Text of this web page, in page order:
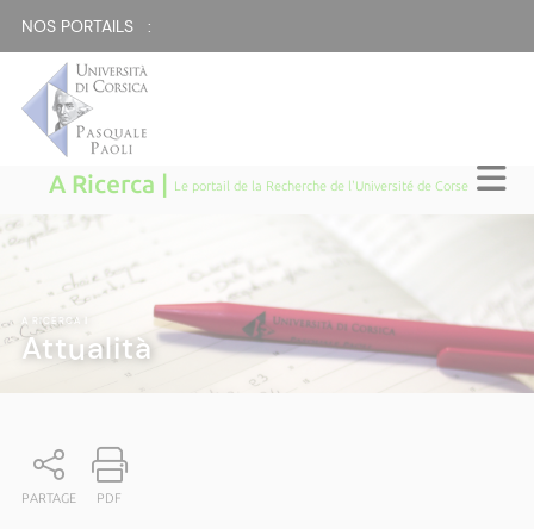
NOS PORTAILS :
A Ricerca | Le portail de la Recherche de l'Université de Corse
A RICERCA
Attualità
PARTAGE PDF